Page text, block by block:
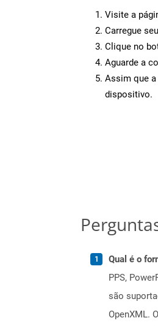
Visite a
Carregue
Clique no
Aguarde a
Assim que
dispositivo.
Qual é o
PPS,
são
OpenXML.